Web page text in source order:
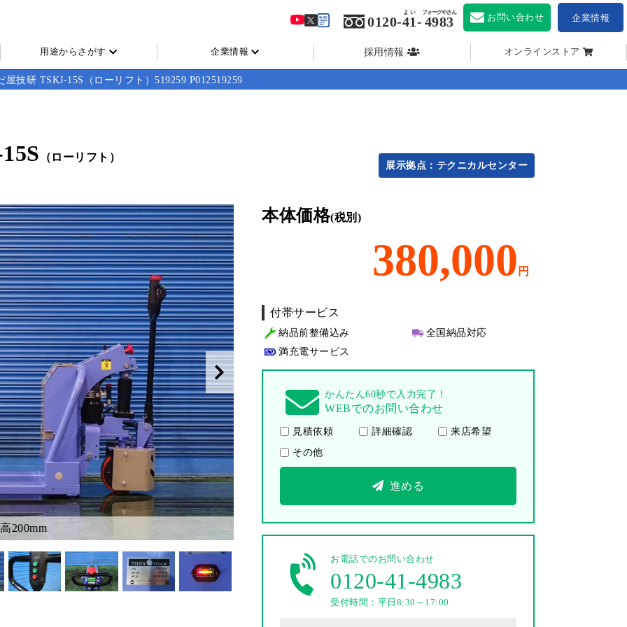
用途からさがす 企業情報 採用情報 オンラインストア
0120-41
よい
- 4983
フォークやさん お問い合わせ 企業情報
屋技研 TSKJ-15S（ローリフト）519259 P012519259
（ローリフト）
展示拠点：テクニカルセンター
200mm
本体価格(税別)
380,000 円
付帯サービス
納品前整備込み
全国納品対応
満充電サービス
かんたん60秒で入力完了！
WEBでのお問い合わせ
見積依頼 詳細確認 来店希望
その他
進める
お電話でのお問い合わせ
0120-41-4983
受付時間：平日8:30～17:00